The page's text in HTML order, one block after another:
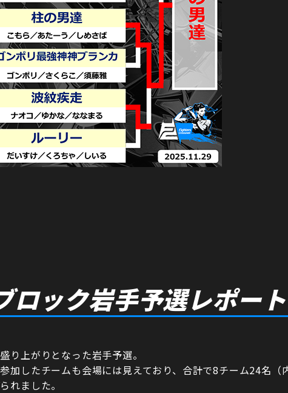
ロック岩手予選レポート
り上がりとなった岩手予選。
加したチームも会場には見えており、合計で8チーム24名
れました。